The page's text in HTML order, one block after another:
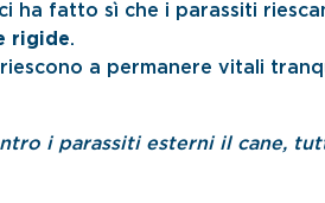
ha fatto sì che i parassiti
rigide.
a permanere vitali
i parassiti esterni il cane,